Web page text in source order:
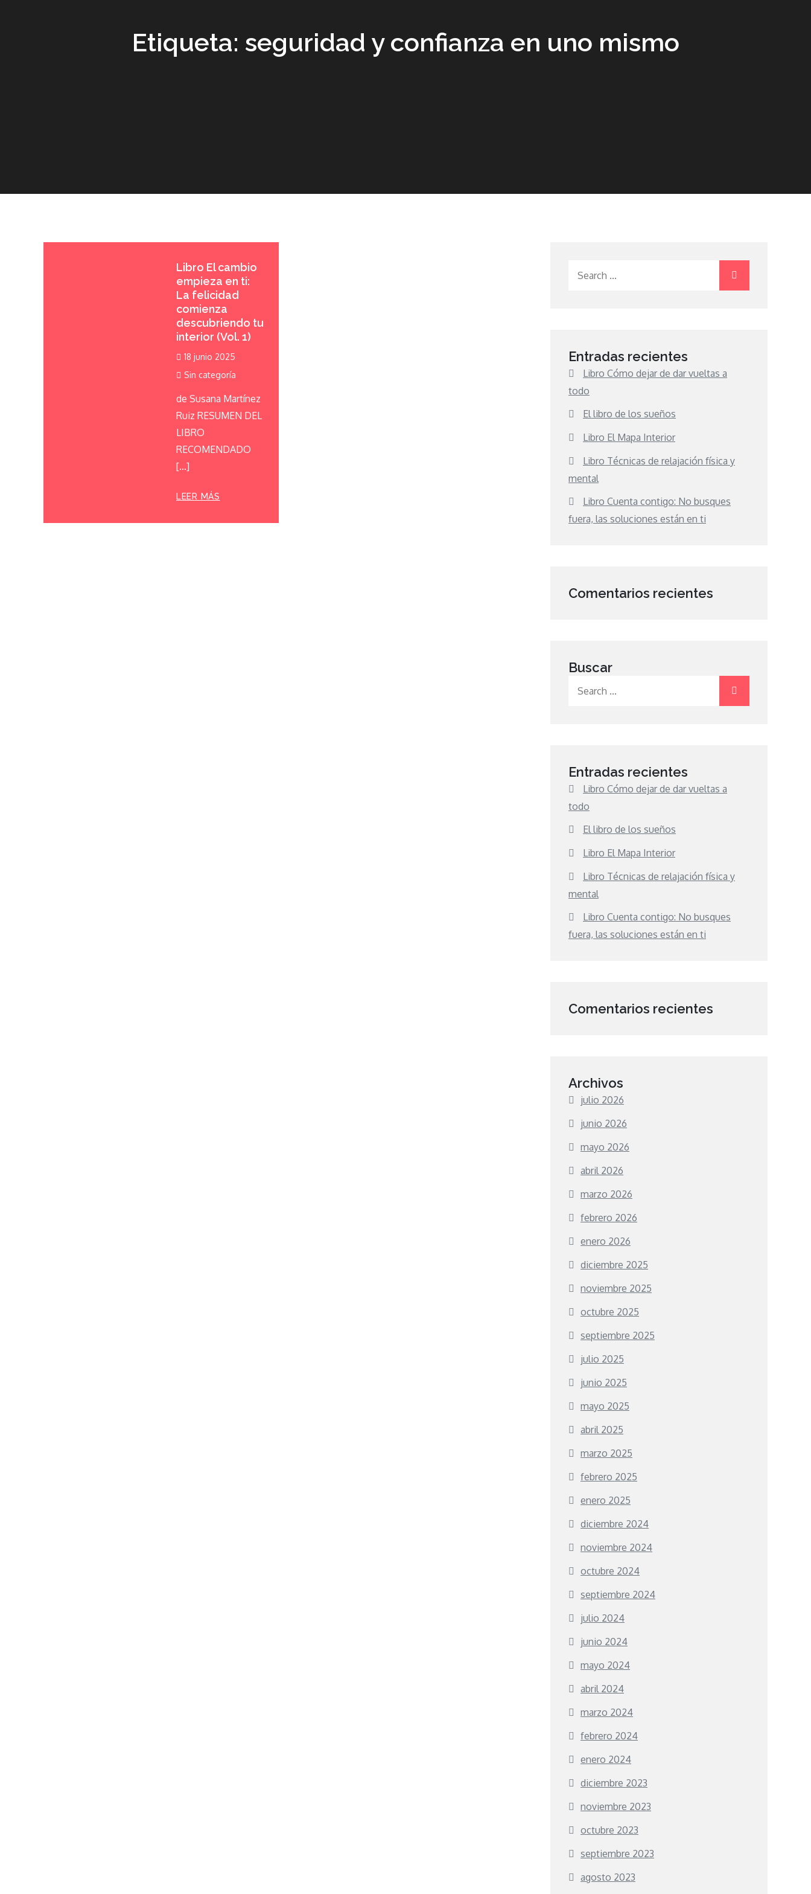
Etiqueta: seguridad y confianza en uno mismo
Libro El cambio
empieza en ti:
La felicidad
comienza
descubriendo tu
interior (Vol. 1)
18 junio 2025
Sin categoría
de Susana Martínez
Ruiz RESUMEN DEL
LIBRO
RECOMENDADO
[…]
LEER MÁS
Entradas recientes
Libro Cómo dejar de dar vueltas a
todo
El libro de los sueños
Libro El Mapa Interior
Libro Técnicas de relajación física y
mental
Libro Cuenta contigo: No busques
fuera, las soluciones están en ti
Comentarios recientes
Buscar
Entradas recientes
Libro Cómo dejar de dar vueltas a
todo
El libro de los sueños
Libro El Mapa Interior
Libro Técnicas de relajación física y
mental
Libro Cuenta contigo: No busques
fuera, las soluciones están en ti
Comentarios recientes
Archivos
julio 2026
junio 2026
mayo 2026
abril 2026
marzo 2026
febrero 2026
enero 2026
diciembre 2025
noviembre 2025
octubre 2025
septiembre 2025
julio 2025
junio 2025
mayo 2025
abril 2025
marzo 2025
febrero 2025
enero 2025
diciembre 2024
noviembre 2024
octubre 2024
septiembre 2024
julio 2024
junio 2024
mayo 2024
abril 2024
marzo 2024
febrero 2024
enero 2024
diciembre 2023
noviembre 2023
octubre 2023
septiembre 2023
agosto 2023